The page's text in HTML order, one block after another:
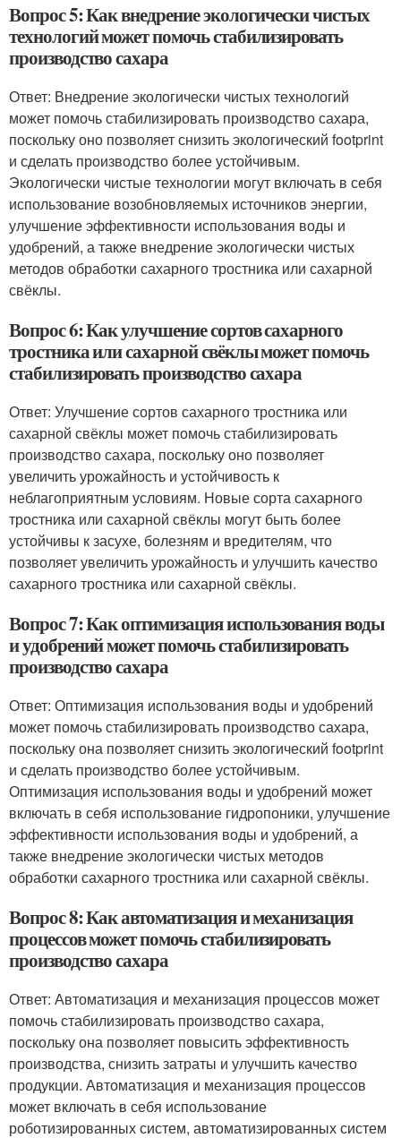
Вопрос 5: Как внедрение экологически чистых
технологий может помочь стабилизировать
производство сахара
Ответ: Внедрение экологически чистых технологий
может помочь стабилизировать производство сахара,
поскольку оно позволяет снизить экологический footprint
и сделать производство более устойчивым.
Экологически чистые технологии могут включать в себя
использование возобновляемых источников энергии,
улучшение эффективности использования воды и
удобрений, а также внедрение экологически чистых
методов обработки сахарного тростника или сахарной
свёклы.
Вопрос 6: Как улучшение сортов сахарного
тростника или сахарной свёклы может помочь
стабилизировать производство сахара
Ответ: Улучшение сортов сахарного тростника или
сахарной свёклы может помочь стабилизировать
производство сахара, поскольку оно позволяет
увеличить урожайность и устойчивость к
неблагоприятным условиям. Новые сорта сахарного
тростника или сахарной свёклы могут быть более
устойчивы к засухе, болезням и вредителям, что
позволяет увеличить урожайность и улучшить качество
сахарного тростника или сахарной свёклы.
Вопрос 7: Как оптимизация использования воды
и удобрений может помочь стабилизировать
производство сахара
Ответ: Оптимизация использования воды и удобрений
может помочь стабилизировать производство сахара,
поскольку она позволяет снизить экологический footprint
и сделать производство более устойчивым.
Оптимизация использования воды и удобрений может
включать в себя использование гидропоники, улучшение
эффективности использования воды и удобрений, а
также внедрение экологически чистых методов
обработки сахарного тростника или сахарной свёклы.
Вопрос 8: Как автоматизация и механизация
процессов может помочь стабилизировать
производство сахара
Ответ: Автоматизация и механизация процессов может
помочь стабилизировать производство сахара,
поскольку она позволяет повысить эффективность
производства, снизить затраты и улучшить качество
продукции. Автоматизация и механизация процессов
может включать в себя использование
роботизированных систем, автоматизированных систем